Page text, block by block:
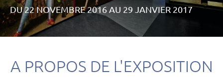
DU 22 NOVEMBRE 2016 AU 29 JANVIER 2017
A PROPOS DE L'EXPOSITION